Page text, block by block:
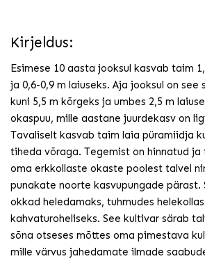
Kirjeldus:
Esimese 10 aasta jooksul kasvab taim
ja 0,6-0,9 m laiuseks. Aja jooksul on see
kuni 5,5 m kõrgeks ja umbes 2,5 m
okaspuu, mille aastane juurdekasv on
Tavaliselt kasvab taim laia püramiidja
tiheda võraga. Tegemist on hinnatud ja
oma erkkollaste okaste poolest talvel
punakate noorte kasvupungade pärast.
okkad heledamaks, tuhmudes
kahvaturoheliseks. See kultivar särab
sõna otseses mõttes oma pimestava
mille värvus jahedamate ilmade